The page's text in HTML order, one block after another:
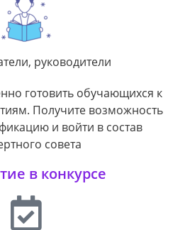
руководители
готовить обучающихся к
Получите возможность
и войти в состав
совета
в конкурсе